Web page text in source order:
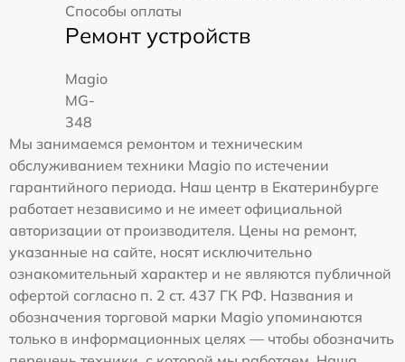
Способы оплаты
Ремонт устройств
Magio
MG-
348
Мы занимаемся ремонтом и техническим
обслуживанием техники Magio по истечении
гарантийного периода. Наш центр в Екатеринбурге
работает независимо и не имеет официальной
авторизации от производителя. Цены на ремонт,
указанные на сайте, носят исключительно
ознакомительный характер и не являются публичной
офертой согласно п. 2 ст. 437 ГК РФ. Названия и
обозначения торговой марки Magio упоминаются
только в информационных целях — чтобы обозначить